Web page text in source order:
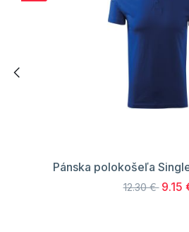
Pánska polokošeľa
12.30 € 9.15